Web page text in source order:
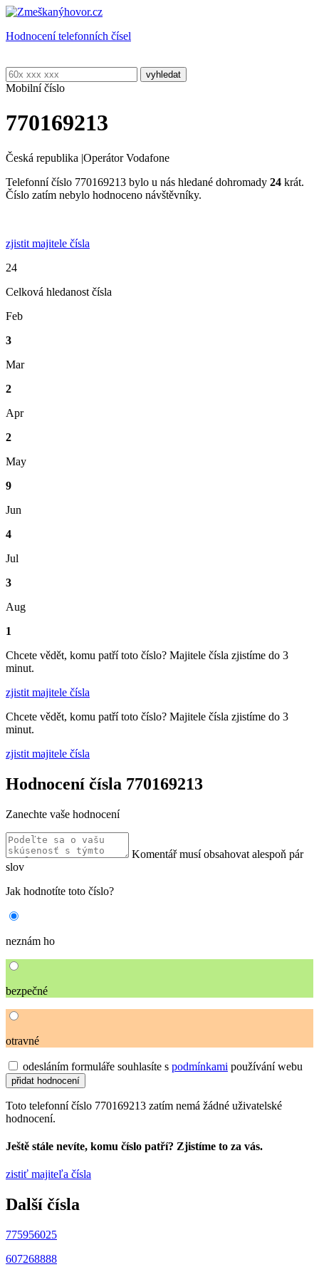
Hodnocení telefonních čísel
Mobilní číslo
770169213
Česká republika |Operátor Vodafone
Telefonní číslo 770169213 bylo u nás hledané dohromady 24 krát.
Číslo zatím nebylo hodnoceno návštěvníky.
zjistit majitele čísla
24
Celková hledanost čísla
Feb
3
Mar
2
Apr
2
May
9
Jun
4
Jul
3
Aug
1
Chcete vědět, komu patří toto číslo? Majitele čísla zjistíme do 3
minut.
zjistit majitele čísla
Chcete vědět, komu patří toto číslo? Majitele čísla zjistíme do 3
minut.
zjistit majitele čísla
Hodnocení čísla 770169213
Zanechte vaše hodnocení
Komentář musí obsahovat alespoň pár
slov
Jak hodnotíte toto číslo?
neznám ho
bezpečné
otravné
odesláním formuláře souhlasíte s podmínkami používání webu
Toto telefonní číslo 770169213 zatím nemá žádné uživatelské
hodnocení.
Ještě stále nevíte, komu číslo patří? Zjistíme to za vás.
zistiť majiteľa čísla
Další čísla
775956025
607268888